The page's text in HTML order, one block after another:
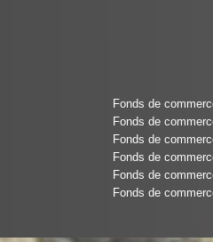
Fonds de
Fonds de
Fonds de
Fonds de
Fonds de
Fonds de